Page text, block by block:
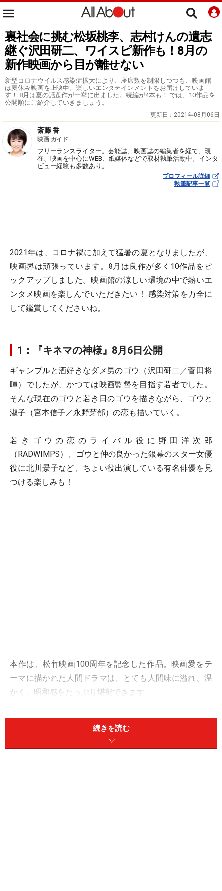
裏社会に挑む松坂桃李、志村けんの遺志
継ぐ沢田研二、ワイスピ新作も！8月の
新作映画から目が離せない
新型コロナウイルス感染症拡大により、座席数を制限しつつも、映画館
は夏休み映画を上映中。楽しいエンタテインメントをお届けしていま
す！ 8月は夏の話題作が一挙に出ました。続編が4本も！ では、10作品を
公開順にご紹介していきましょう。
更新日： 2021年08月06日
斎藤 香
映画 ガイド
フリーランスライター。芸能誌、映画誌の編集者を経て、現
在、映画を中心にWEB、紙媒体などで取材執筆活動中。インタ
ビュー経験も多数あり。
プロフィール詳細
執筆記事一覧
2021年は、コロナ禍に加えて猛暑の夏となりましたが、
映画界は頑張っています。8月は良作が多く10作品をピ
ックアップしました。映画館の涼しい環境の中で熱いエ
ンタメ映画を楽しんでいただきたい！ 感染対策を万全に
して鑑賞してくださいね。
1：『キネマの神様』8月6日公開
ギャンブルと酒好きなダメ男のゴウ（沢田研二／菅田将
暉）でしたが、かつては映画監督を目指す若者でした。
そんな現在のゴウと若き日のゴウを描きながら、ゴウと
淑子（宮本信子／永野芽郁）の恋も描いていく。
若きゴウの恋のライバル役に野田洋次郎
（RADWIMPS）、ゴウと仲の良かった銀幕のスター女優
役に北川景子など、ちょい役出演している有名俳優を見
つける楽しみも！
本作は、松竹映画100周年を記念した作品。映画愛をテ
ーマに描かれた人間ドラマは、とても人間味に溢れ、温
かく、昭和感をたっぷり堪能できます。
続きを読む